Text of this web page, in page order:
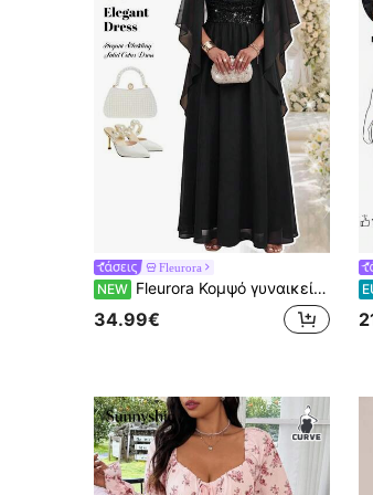
Fleurora
NEW Fleurora Κομψό γυναικείο φόρεμα plus size με patchwork, παγιέτες, πτυχώσεις και τετράγωνη λαιμόκοψη
34.99€